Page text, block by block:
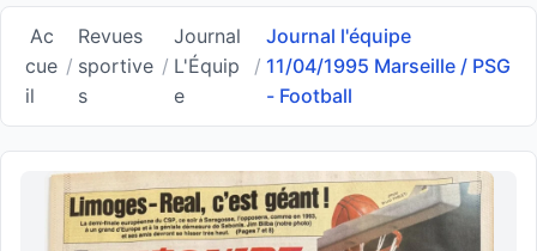
Ac
cue
il
/
Revues
sportive
s
/
Journal
L'Équip
e
/
Journal l'équipe
11/04/1995 Marseille / PSG
- Football